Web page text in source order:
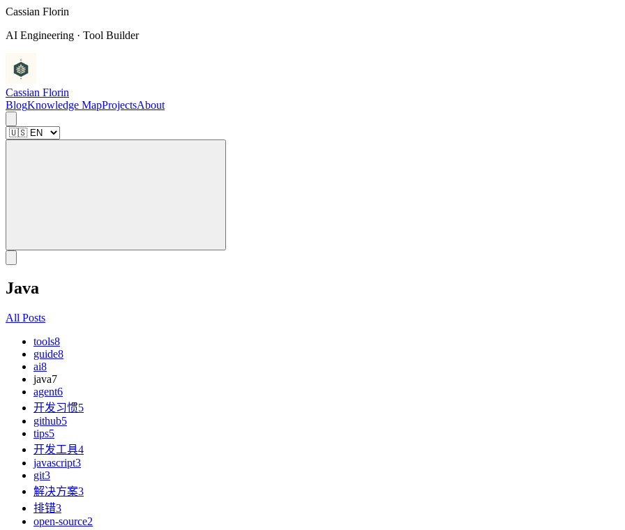
Cassian Florin
AI Engineering · Tool Builder
Cassian Florin
BlogKnowledge MapProjectsAbout
Java
All Posts
tools8
guide8
ai8
java7
agent6
开发习惯5
github5
tips5
开发工具4
javascript3
git3
解决方案3
排错3
open-source2